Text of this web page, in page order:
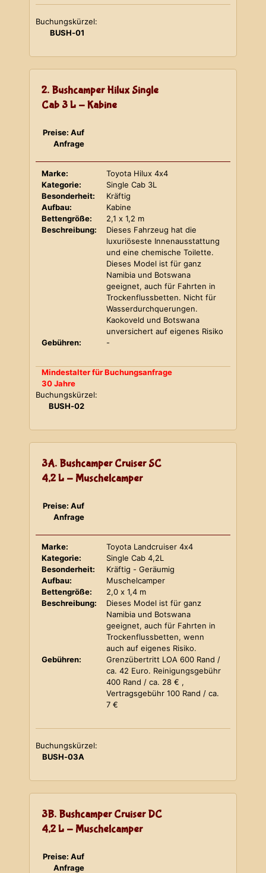
Buchungskürzel:
BUSH-01
2. Bushcamper Hilux Single
Cab 3 L - Kabine
Preise: Auf
Anfrage
Marke:
Toyota Hilux 4x4
Kategorie:
Single Cab 3L
Besonderheit:
Kräftig
Aufbau:
Kabine
Bettengröße:
2,1 x 1,2 m
Beschreibung:
Dieses Fahrzeug hat die
luxuriöseste Innenausstattung
und eine chemische Toilette.
Dieses Model ist für ganz
Namibia und Botswana
geeignet, auch für Fahrten in
Trockenflussbetten. Nicht für
Wasserdurchquerungen.
Kaokoveld und Botswana
unversichert auf eigenes Risiko
Gebühren:
-
Mindestalter für Buchungsanfrage
30 Jahre
Buchungskürzel:
BUSH-02
3A. Bushcamper Cruiser SC
4,2 L - Muschelcamper
Preise: Auf
Anfrage
Marke:
Toyota Landcruiser 4x4
Kategorie:
Single Cab 4,2L
Besonderheit:
Kräftig - Geräumig
Aufbau:
Muschelcamper
Bettengröße:
2,0 x 1,4 m
Beschreibung:
Dieses Model ist für ganz
Namibia und Botswana
geeignet, auch für Fahrten in
Trockenflussbetten, wenn
auch auf eigenes Risiko.
Gebühren:
Grenzübertritt LOA 600 Rand /
ca. 42 Euro. Reinigungsgebühr
400 Rand / ca. 28 € ,
Vertragsgebühr 100 Rand / ca.
7 €
Buchungskürzel:
BUSH-03A
3B. Bushcamper Cruiser DC
4,2 L - Muschelcamper
Preise: Auf
Anfrage